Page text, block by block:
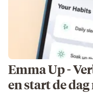
Emma Up -
en start de